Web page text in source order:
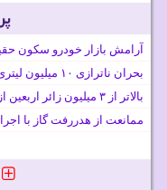
آرامش بازار خودرو سکون
بحران ناترازی ۱۰ میلیون لیتری بنزین لزوم مدیریت تقاضا و اصلاح ساختار
بالاتر از ۳ میلیون زائر اربعین از مرزهای زمینی کشور خارج شدند
ممانعت از هدررفت گاز با